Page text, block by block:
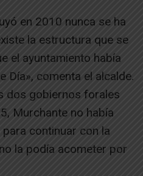
en 2010 nunca se ha
la estructura que se
el ayuntamiento había
Día», comenta el alcalde.
dos gobiernos forales
Murchante no había
continuar con la
la podía acometer por